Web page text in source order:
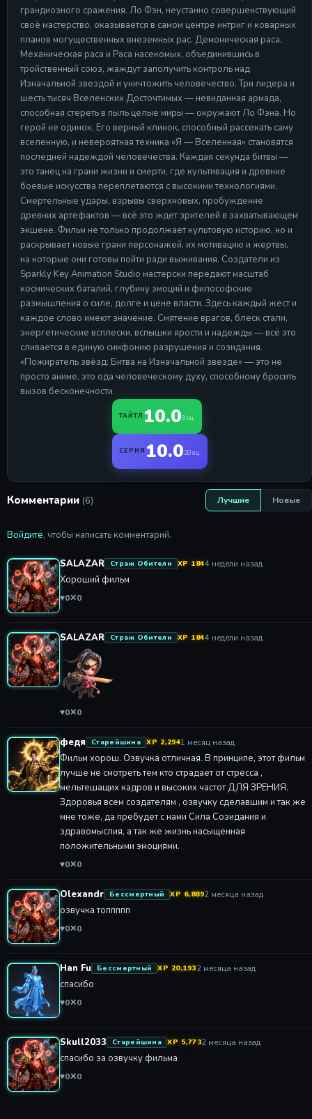
грандиозного сражения. Ло Фэн, неустанно совершенствующий
своё мастерство, оказывается в самом центре интриг и коварных
планов могущественных внеземных рас. Демоническая раса,
Механическая раса и Раса насекомых, объединившись в
тройственный союз, жаждут заполучить контроль над
Изначальной звездой и уничтожить человечество. Три лидера и
шесть тысяч Вселенских Досточтимых — невиданная армада,
способная стереть в пыль целые миры — окружают Ло Фэна. Но
герой не одинок. Его верный клинок, способный рассекать саму
вселенную, и невероятная техника «Я — Вселенная» становятся
последней надеждой человечества. Каждая секунда битвы —
это танец на грани жизни и смерти, где культивация и древние
боевые искусства переплетаются с высокими технологиями.
Смертельные удары, взрывы сверхновых, пробуждение
древних артефактов — всё это ждет зрителей в захватывающем
экшене. Фильм не только продолжает культовую историю, но и
раскрывает новые грани персонажей, их мотивацию и жертвы,
на которые они готовы пойти ради выживания. Создатели из
Sparkly Key Animation Studio мастерски передают масштаб
космических баталий, глубину эмоций и философские
размышления о силе, долге и цене власти. Здесь каждый жест и
каждое слово имеют значение. Смятение врагов, блеск стали,
энергетические всплески, вспышки ярости и надежды — всё это
сливается в единую симфонию разрушения и созидания.
«Пожиратель звёзд: Битва на Изначальной звезде» — это не
просто аниме, это ода человеческому духу, способному бросить
вызов бесконечности.
ТАЙТЛ 10.09 оц.
СЕРИЯ 10.020 оц.
Комментарии (6) Лучшие Новые
Войдите, чтобы написать комментарий.
SALAZAR Страж Обители XP 1844 недели назад
Хороший фильм
♥0✕0
SALAZAR Страж Обители XP 1844 недели назад
♥0✕0
федя Старейшина XP 2,2941 месяц назад
Фильм хорош. Озвучка отличная. В принципе, этот фильм
лучше не смотреть тем кто страдает от стресса ,
мельтешащих кадров и высоких частот ДЛЯ ЗРЕНИЯ.
Здоровья всем создателям , озвучку сделавшим и так же
мне тоже, да пребудет с нами Сила Созидания и
здравомыслия, а так же жизнь насыщенная
положительными эмоциями.
♥0✕0
Olexandr Бессмертный XP 6,8892 месяца назад
озвучка топпппп
♥0✕0
Han Fu Бессмертный XP 20,1932 месяца назад
спасибо
♥0✕0
Skull2033 Старейшина XP 5,7732 месяца назад
спасибо за озвучку фильма
♥0✕0